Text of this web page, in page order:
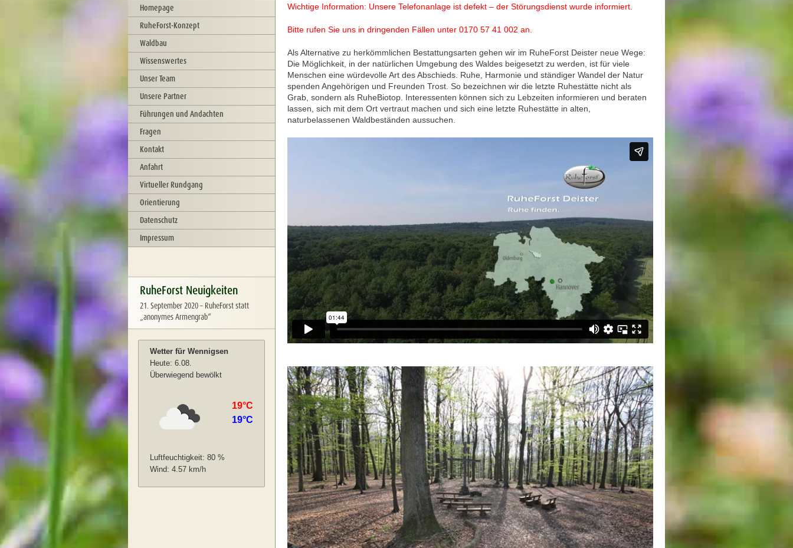
Homepage
RuheForst-Konzept
Waldbau
Wissenswertes
Unser Team
Unsere Partner
Führungen und Andachten
Fragen
Kontakt
Anfahrt
Virtueller Rundgang
Orientierung
Datenschutz
Impressum
RuheForst Neuigkeiten
21. September 2020– RuheForst statt
„anonymes Armengrab“
Wichtige Information: Unsere Telefonanlage ist defekt – der Störungsdienst wurde informiert.
Bitte rufen Sie uns in dringenden Fällen unter 0170 57 41 002 an.
Als Alternative zu herkömmlichen Bestattungsarten gehen wir im RuheForst Deister neue Wege:
Die Möglichkeit, in der natürlichen Umgebung des Waldes beigesetzt zu werden, ist für viele
Menschen eine würdevolle Art des Abschieds. Ruhe, Harmonie und ständiger Wandel der Natur
spenden Angehörigen und Freunden Trost. So bezeichnen wir die letzte Ruhestätte nicht als
Grab, sondern als RuheBiotop. Interessenten können sich zu Lebzeiten informieren und beraten
lassen, sich mit dem Ort vertraut machen und sich eine letzte Ruhestätte in alten,
naturbelassenen Waldbeständen aussuchen.